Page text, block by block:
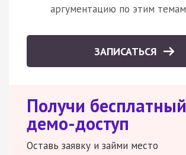
аргументацию по этим темам
ЗАПИСАТЬСЯ
Получи бесплатный
демо-доступ
Оставь заявку и займи место